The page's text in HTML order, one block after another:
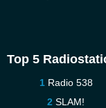
Top 5
Radio 538
SLAM!